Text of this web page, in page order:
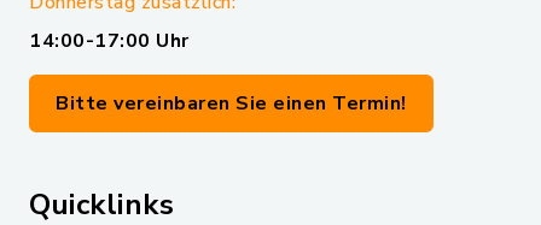
14:00-17:00 Uhr
Bitte vereinbaren Sie einen Termin!
Quicklinks